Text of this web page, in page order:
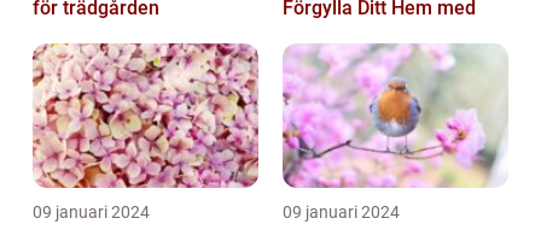
för trädgården
Förgylla Ditt Hem med
09 januari 2024 09 januari 2024